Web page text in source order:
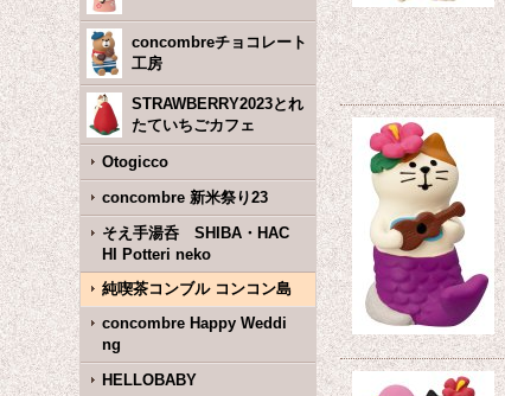
concombreチョコレート
工房
STRAWBERRY2023とれ
たていちごカフェ
Otogicco
concombre 新米祭り23
そえ手湯呑 SHIBA・HAC
HI Potteri neko
純喫茶コンブル コンコン島
concombre Happy Weddi
ng
HELLOBABY